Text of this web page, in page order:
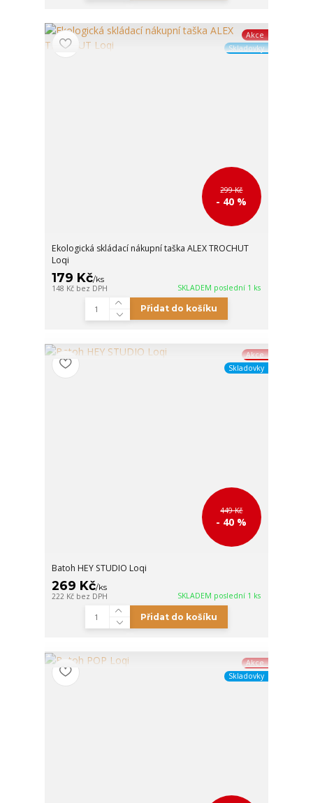
Akce
Skladovky
299 Kč
- 40 %
Ekologická skládací nákupní taška ALEX TROCHUT
Loqi
179 Kč/ks
148 Kč bez DPH SKLADEM poslední 1 ks
Přidat do košíku
Akce
Skladovky
449 Kč
- 40 %
Batoh HEY STUDIO Loqi
269 Kč/ks
222 Kč bez DPH SKLADEM poslední 1 ks
Přidat do košíku
Akce
Skladovky